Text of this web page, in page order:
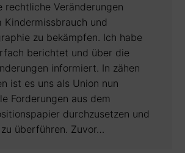
rechtliche Veränderungen
Kindermissbrauch und
zu bekämpfen. Ich habe
berichtet und über die
informiert. In zähen
ist es uns als Union nun
Forderungen aus dem
durchzusetzen und
überführen. Zuvor…